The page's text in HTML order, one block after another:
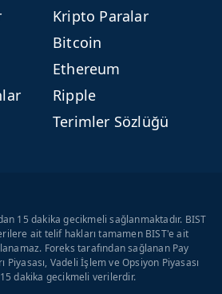
Kripto Paralar
Bitcoin
Ethereum
Ripple
Terimler Sözlüğü
15 dakika gecikmeli sağlanmaktadır. BIST
ait telif hakları tamamen BIST'e ait
Foreks tarafından sağlanan Pay
Piyasası, Vadeli İşlem ve Opsiyon Piyasası
dakika gecikmeli verilerdir.